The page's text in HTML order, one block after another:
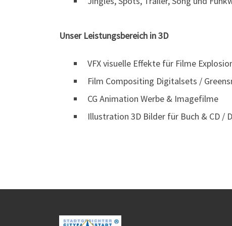
Unser Leistungsbereich in 3D
VFX visuelle Effekte für Filme
Film Compositing Digitalsets /
CG Animation Werbe & Imagefilme
Illustration 3D Bilder für Buch & CD /